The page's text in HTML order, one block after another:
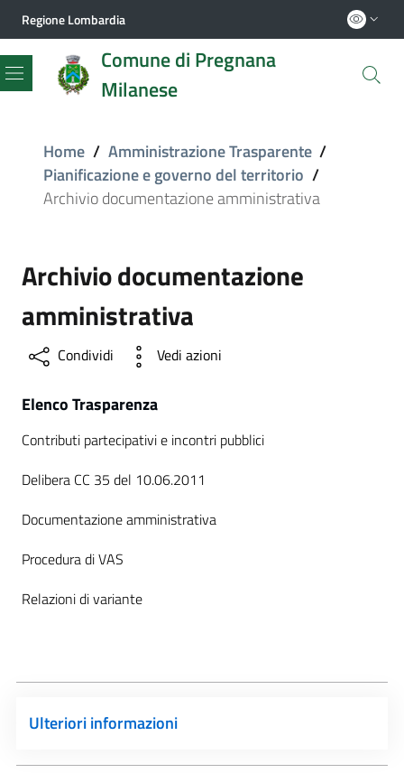
Regione Lombardia
Comune di Pregnana
Milanese
Menu
Home / Amministrazione Trasparente /
Pianificazione e governo del territorio /
Archivio documentazione amministrativa
Archivio documentazione
amministrativa
Condividi Vedi azioni
Elenco Trasparenza
Contributi partecipativi e incontri pubblici
Delibera CC 35 del 10.06.2011
Documentazione amministrativa
Procedura di VAS
Relazioni di variante
Ulteriori informazioni